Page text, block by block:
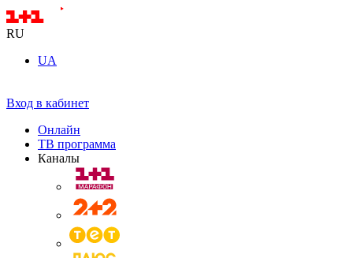
RU
UA
Вход в кабинет
Онлайн
ТВ программа
Каналы